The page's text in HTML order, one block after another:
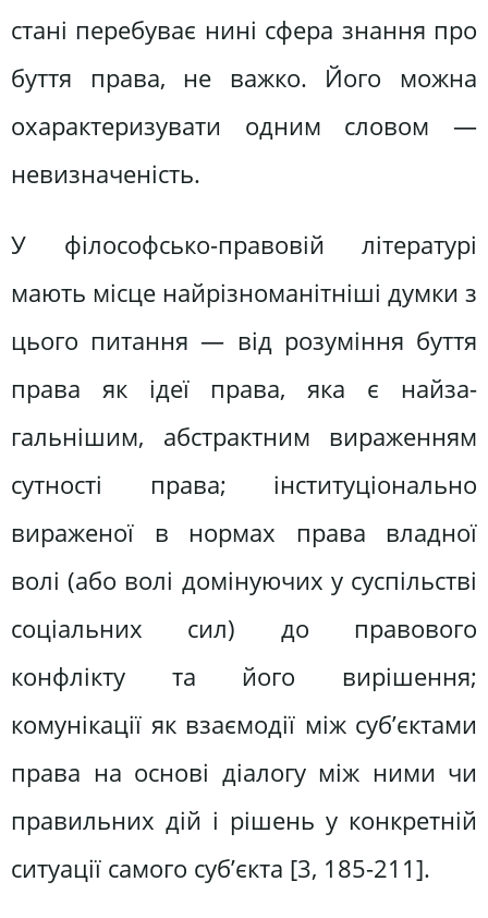
стані перебуває нині сфера знання про
буття права, не важко. Його можна
охарактеризувати одним словом —
невизначеність.
У філософсько-правовій літературі
мають місце найрізноманітніші думки з
цього питання — від розуміння буття
права як ідеї права, яка є найза-
гальнішим, абстрактним вираженням
сутності права; інституціонально
вираженої в нормах права владної
волі (або волі домінуючих у суспільстві
соціальних сил) до правового
конфлікту та його вирішення;
комунікації як взаємодії між суб’єктами
права на основі діалогу між ними чи
правильних дій і рішень у конкретній
ситуації самого суб’єкта [3, 185-211].